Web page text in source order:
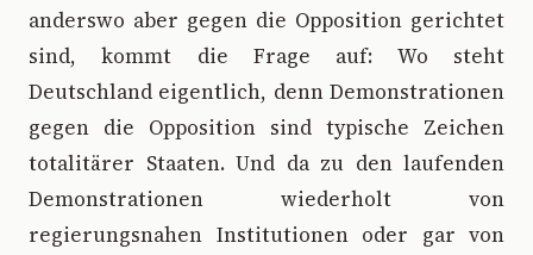
anderswo aber gegen die Opposition gerichtet
sind, kommt die Frage auf: Wo steht
Deutschland eigentlich, denn Demonstrationen
gegen die Opposition sind typische Zeichen
totalitärer Staaten. Und da zu den laufenden
Demonstrationen wiederholt von
regierungsnahen Institutionen oder gar von